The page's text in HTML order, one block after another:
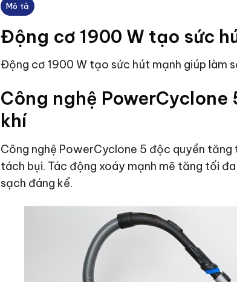
Mô tả
Động cơ 1900 W tạo sức
Động cơ 1900 W tạo sức hút mạnh giúp làm
Công nghệ
khí
Công nghệ PowerCyclone 5 độc quyền
tách bụi. Tác động xoáy mạnh mẽ tăng tối
sạch đáng kể.